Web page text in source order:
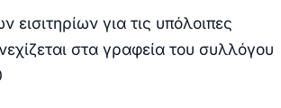
για τις υπόλοιπες
στα γραφεία του συλλόγου